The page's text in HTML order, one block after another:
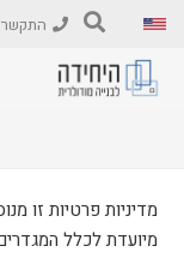
התקשרו
מדיניות פרטיות זו
מיועדת לכלל